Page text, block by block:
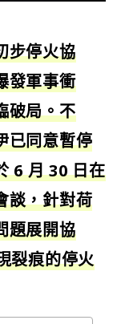
步停火協
發軍事衝
破局。不
已同意暫停
6 月 30 日在
談，針對荷
題展開協
裂痕的停火